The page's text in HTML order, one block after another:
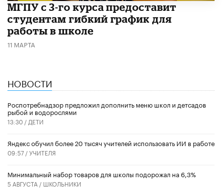
МГПУ с 3-го курса предоставит
студентам гибкий график для
работы в школе
11 МАРТА
НОВОСТИ
Роспотребнадзор предложил дополнить меню школ и детсадов
рыбой и водорослями
13:30 / ДЕТИ
​Яндекс обучил более 20 тысяч учителей использовать ИИ в работе
09:57 /УЧИТЕЛЯ
Минимальный набор товаров для школы подорожал на 6,3%
5 АВГУСТА / ШКОЛЬНИКИ